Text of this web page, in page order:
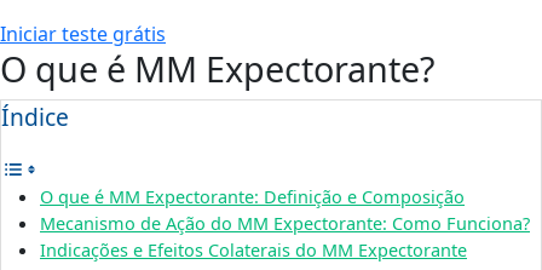
Iniciar teste grátis
O que é MM Expectorante?
Índice
O que é MM Expectorante: Definição e Composição
Mecanismo de Ação do MM Expectorante: Como Funciona?
Indicações e Efeitos Colaterais do MM Expectorante